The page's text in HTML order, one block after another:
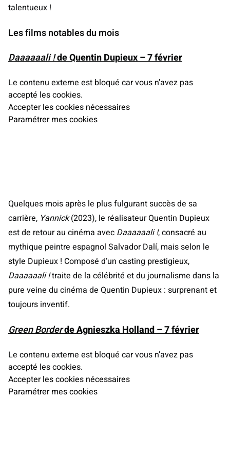
talentueux !
Les films notables du mois
Daaaaaali!de Quentin Dupieux – 7 février
Le contenu externe est bloqué car vous n’avez pas
accepté les cookies.
Accepter les cookies nécessaires
Paramétrer mes cookies
Quelques mois après le plus fulgurant succès de sa
carrière, Yannick(2023), le réalisateur Quentin Dupieux
est de retour au cinéma avec Daaaaaali !, consacré au
mythique peintre espagnol Salvador Dalí, mais selon le
style Dupieux ! Composé d’un casting prestigieux,
Daaaaaali !traite de la célébrité et du journalisme dans la
pure veine du cinéma de Quentin Dupieux : surprenant et
toujours inventif.
Green Borderde Agnieszka Holland – 7 février
Le contenu externe est bloqué car vous n’avez pas
accepté les cookies.
Accepter les cookies nécessaires
Paramétrer mes cookies